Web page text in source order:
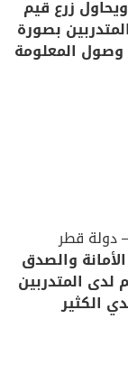
زرع قيم
بصورة
وصول المعلومة
– دولة قطر
والصدق
لدى المتدربين
الكثير